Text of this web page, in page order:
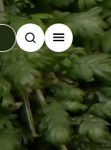
Search